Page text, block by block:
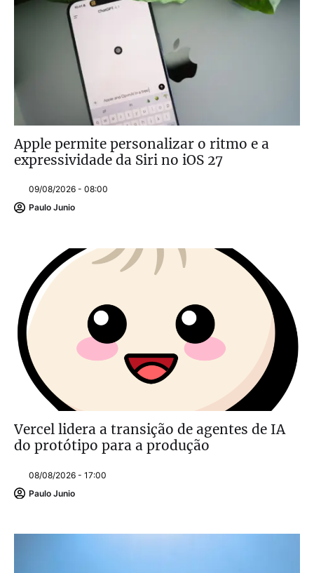
Apple permite personalizar o ritmo e a
expressividade da Siri no iOS 27
09/08/2026 - 08:00
Paulo Junio
Vercel lidera a transição de agentes de IA
do protótipo para a produção
08/08/2026 - 17:00
Paulo Junio